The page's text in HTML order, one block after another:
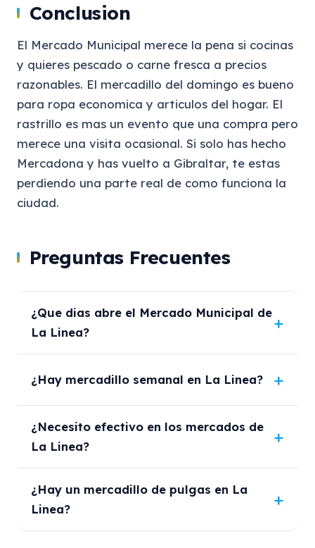
Conclusion
El Mercado Municipal merece la pena si cocinas
y quieres pescado o carne fresca a precios
razonables. El mercadillo del domingo es bueno
para ropa economica y articulos del hogar. El
rastrillo es mas un evento que una compra pero
merece una visita ocasional. Si solo has hecho
Mercadona y has vuelto a Gibraltar, te estas
perdiendo una parte real de como funciona la
ciudad.
Preguntas Frecuentes
¿Que dias abre el Mercado Municipal de
La Linea?
¿Hay mercadillo semanal en La Linea?
¿Necesito efectivo en los mercados de
La Linea?
¿Hay un mercadillo de pulgas en La
Linea?